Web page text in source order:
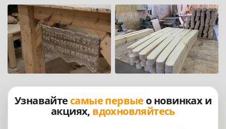
Узнавайте самые первые о новинках и
акциях, вдохновляйтесь